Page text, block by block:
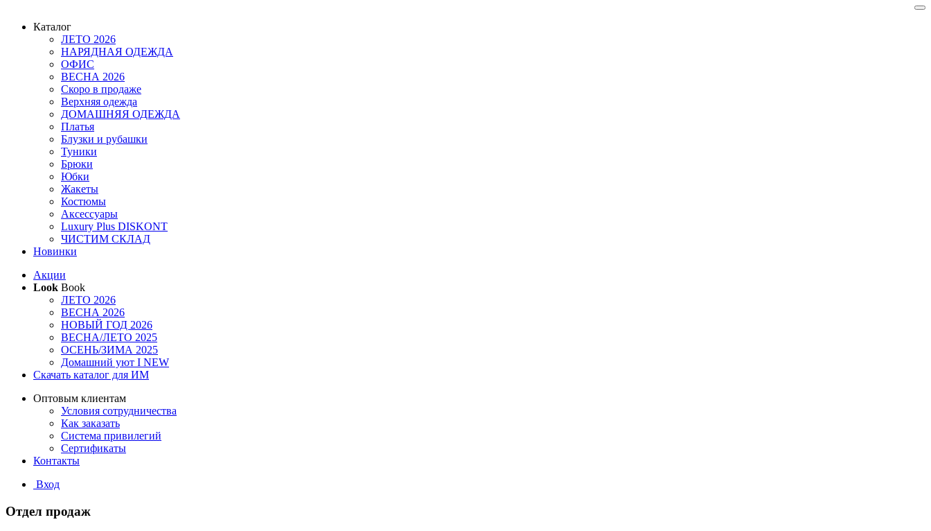
Каталог
ЛЕТО 2026
НАРЯДНАЯ ОДЕЖДА
ОФИС
ВЕСНА 2026
Скоро в продаже
Верхняя одежда
ДОМАШНЯЯ ОДЕЖДА
Платья
Блузки и рубашки
Туники
Брюки
Юбки
Жакеты
Костюмы
Аксессуары
Luxury Plus DISKONT
ЧИСТИМ СКЛАД
Новинки
Акции
Look Book
ЛЕТО 2026
ВЕСНА 2026
НОВЫЙ ГОД 2026
ВЕСНА/ЛЕТО 2025
ОСЕНЬ/ЗИМА 2025
Домашний уют I NEW
Скачать каталог для ИМ
Оптовым клиентам
Условия сотрудничества
Как заказать
Система привилегий
Сертификаты
Контакты
Вход
Отдел продаж